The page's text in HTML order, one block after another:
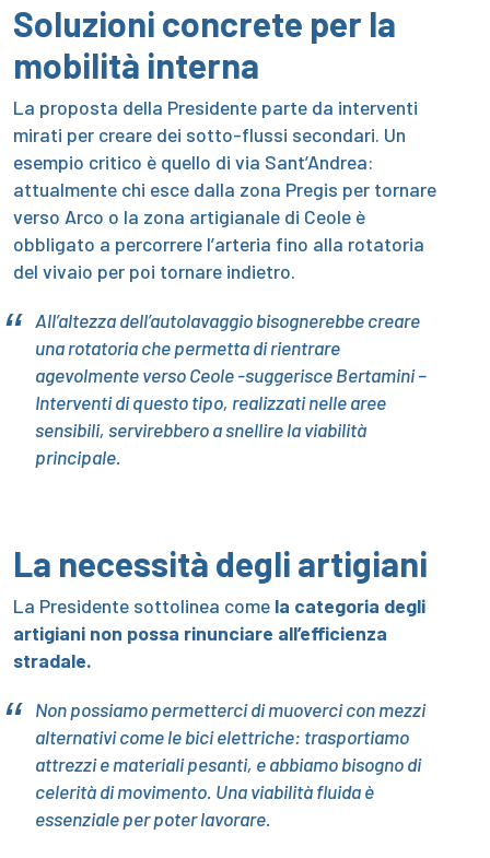
Soluzioni concrete per la
mobilità interna
La proposta della Presidente parte da interventi
mirati per creare dei sotto-flussi secondari. Un
esempio critico è quello di via Sant’Andrea:
attualmente chi esce dalla zona Pregis per tornare
verso Arco o la zona artigianale di Ceole è
obbligato a percorrere l’arteria fino alla rotatoria
del vivaio per poi tornare indietro.
All’altezza dell’autolavaggio bisognerebbe creare
una rotatoria che permetta di rientrare
agevolmente verso Ceole -suggerisce Bertamini –
Interventi di questo tipo, realizzati nelle aree
sensibili, servirebbero a snellire la viabilità
principale.
La necessità degli artigiani
La Presidente sottolinea come la categoria degli
artigiani non possa rinunciare all’efficienza
stradale.
Non possiamo permetterci di muoverci con mezzi
alternativi come le bici elettriche: trasportiamo
attrezzi e materiali pesanti, e abbiamo bisogno di
celerità di movimento. Una viabilità fluida è
essenziale per poter lavorare.